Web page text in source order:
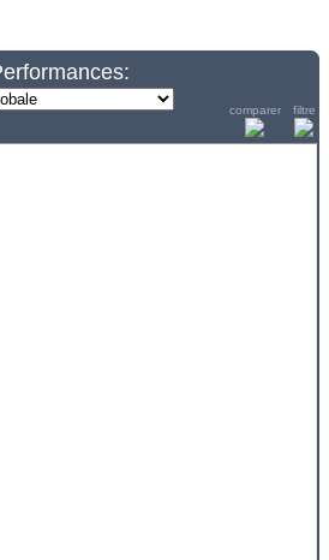
comparer filtre